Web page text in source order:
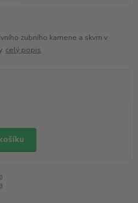
zubního kamene a skvrn v
celý popis